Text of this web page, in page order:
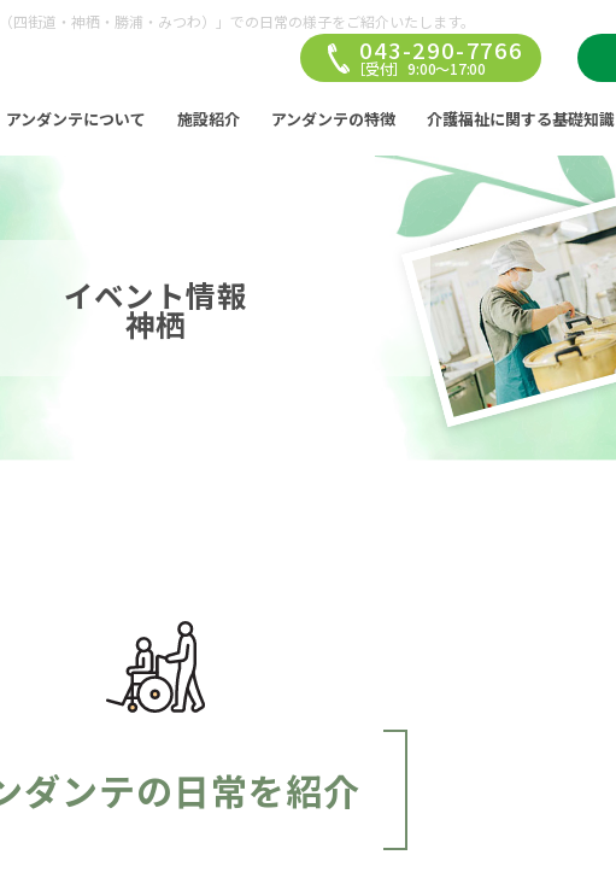
街道・神栖・勝浦・みつわ）」での日常の様子をご紹介いたします。
043-290-7766
［受付］9:00～17:00
アンダンテについて 施設紹介 アンダンテの特徴 介護福祉に関する基礎知識
イベント情報
神栖
ダンテの日常を紹介